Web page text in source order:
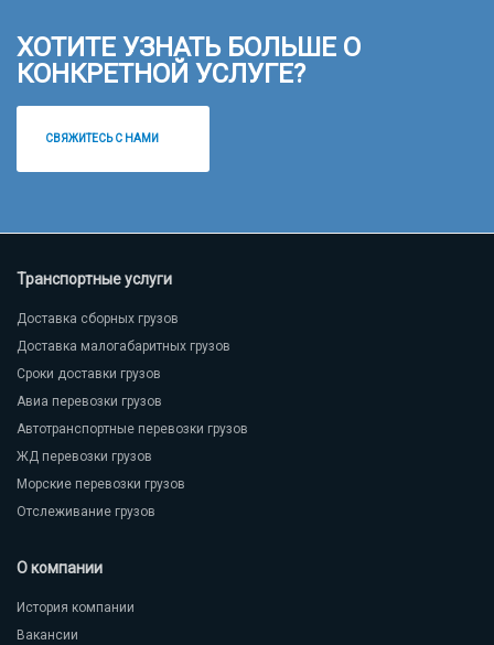
ХОТИТЕ УЗНАТЬ БОЛЬШЕ О
КОНКРЕТНОЙ УСЛУГЕ?
СВЯЖИТЕСЬ С НАМИ
Транспортные услуги
Доставка сборных грузов
Доставка малогабаритных грузов
Сроки доставки грузов
Авиа перевозки грузов
Автотранспортные перевозки грузов
ЖД перевозки грузов
Морские перевозки грузов
Отслеживание грузов
О компании
История компании
Вакансии